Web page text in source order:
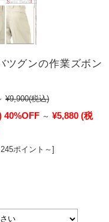
ツグンの作業ズボン
¥9,900(税込)
40%OFF ～ ¥5,880 (税
ポイント～]